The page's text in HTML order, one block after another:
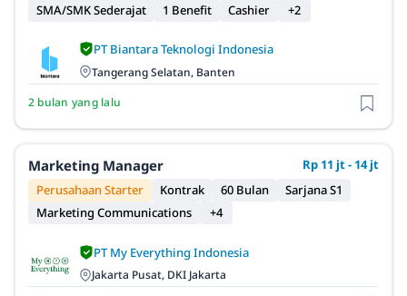
SMA/SMK Sederajat
1 Benefit Cashier +2
PT Biantara Teknologi Indonesia
Tangerang Selatan, Banten
2 bulan yang lalu
Marketing Manager
Rp 11 jt - 14 jt
Perusahaan Starter
Kontrak 60 Bulan
Sarjana S1
Marketing Communications
+4
PT My Everything Indonesia
Jakarta Pusat, DKI Jakarta